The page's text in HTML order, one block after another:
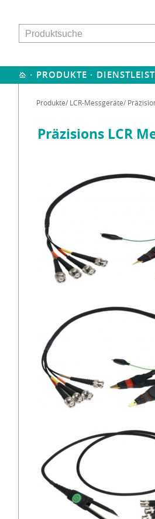
· PRODUKTE ·
Produkte/ LCR-Messgeräte/
Präzisions LCR